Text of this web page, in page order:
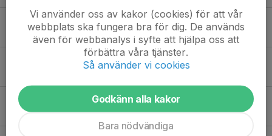
F12/13- Verksamhetsåret 2025/2026
6 jun, 13:47
Säsongsavslutning & kommande säsong
Säsongens sista matcher!
3 maj, 20:04 0
Vi använder oss av kakor (cookies) för att vår
webbplats ska fungera bra för dig. De används
även för webbanalys i syfte att hjälpa oss att
förbättra våra tjänster.
Så använder vi cookies
Godkänn alla kakor
Bara nödvändiga